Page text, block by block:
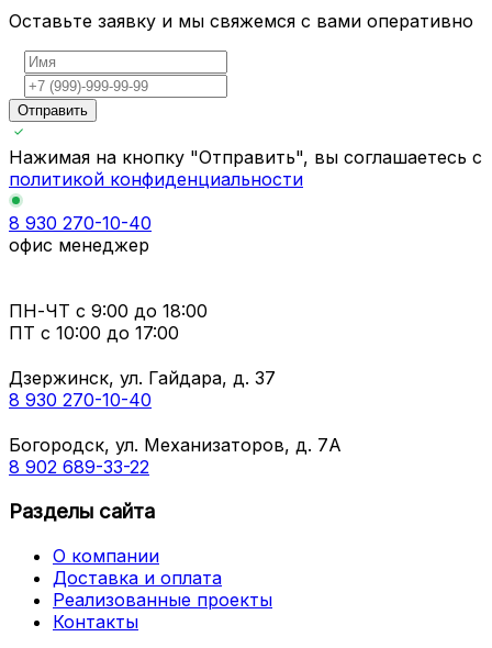
Оставьте заявку и мы свяжемся с вами оперативно
Отправить
Нажимая на кнопку "Отправить", вы соглашаетесь с
политикой конфиденциальности
8 930 270-10-40
офис менеджер
ПН-ЧТ с 9:00 до 18:00
ПТ с 10:00 до 17:00
Дзержинск, ул. Гайдара, д. 37
8 930 270-10-40
Богородск, ул. Механизаторов, д. 7А
8 902 689-33-22
Разделы сайта
О компании
Доставка и оплата
Реализованные проекты
Контакты